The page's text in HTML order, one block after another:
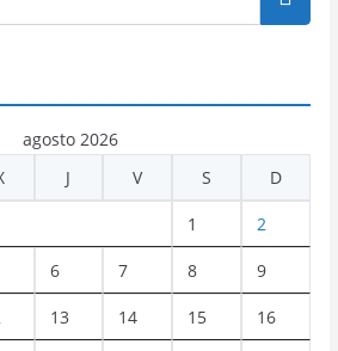
agosto 2026
J V S D
1 2
6 7 8 9
13 14 15 16